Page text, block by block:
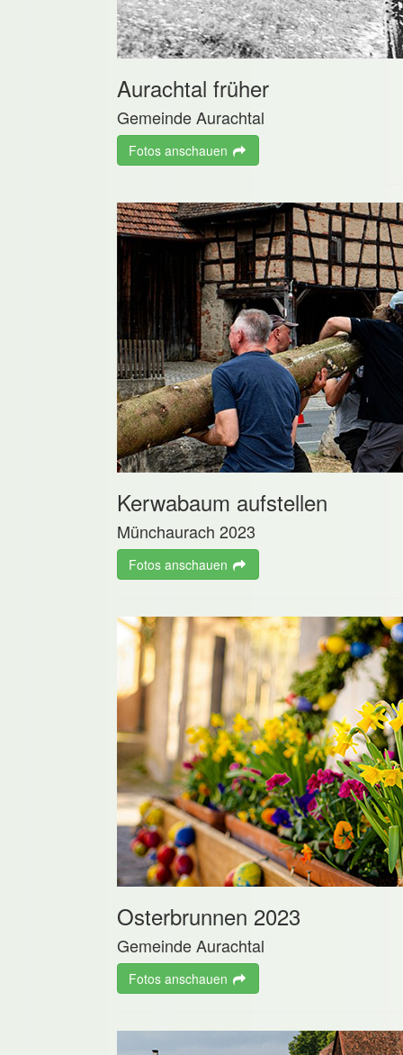
Aurachtal früher
Gemeinde Aurachtal
Fotos anschauen
Kerwabaum aufstellen
Münchaurach 2023
Fotos anschauen
Osterbrunnen 2023
Gemeinde Aurachtal
Fotos anschauen